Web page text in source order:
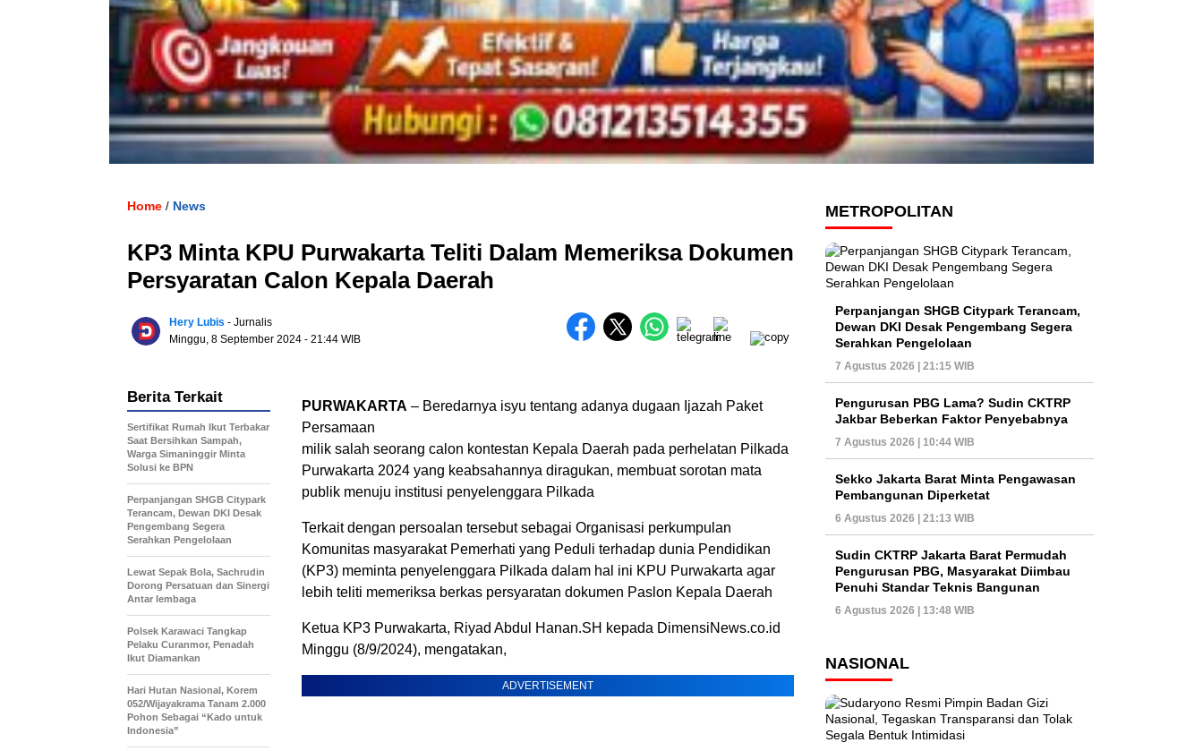
Home / News
KP3 Minta KPU Purwakarta Teliti Dalam Memeriksa Dokumen
Persyaratan Calon Kepala Daerah
Hery Lubis - Jurnalis
Minggu, 8 September 2024 - 21:44 WIB
PURWAKARTA – Beredarnya isyu tentang adanya dugaan Ijazah Paket
Persamaan
milik salah seorang calon kontestan Kepala Daerah pada perhelatan Pilkada
Purwakarta 2024 yang keabsahannya diragukan, membuat sorotan mata
publik menuju institusi penyelenggara Pilkada
Terkait dengan persoalan tersebut sebagai Organisasi perkumpulan
Komunitas masyarakat Pemerhati yang Peduli terhadap dunia Pendidikan
(KP3) meminta penyelenggara Pilkada dalam hal ini KPU Purwakarta agar
lebih teliti memeriksa berkas persyaratan dokumen Paslon Kepala Daerah
Ketua KP3 Purwakarta, Riyad Abdul Hanan.SH kepada DimensiNews.co.id
Minggu (8/9/2024), mengatakan,
ADVERTISEMENT
Berita Terkait
Sertifikat Rumah Ikut Terbakar
Saat Bersihkan Sampah,
Warga Simaninggir Minta
Solusi ke BPN
Perpanjangan SHGB Citypark
Terancam, Dewan DKI Desak
Pengembang Segera
Serahkan Pengelolaan
Lewat Sepak Bola, Sachrudin
Dorong Persatuan dan Sinergi
Antar lembaga
Polsek Karawaci Tangkap
Pelaku Curanmor, Penadah
Ikut Diamankan
Hari Hutan Nasional, Korem
052/Wijayakrama Tanam 2.000
Pohon Sebagai “Kado untuk
Indonesia”
METROPOLITAN
Perpanjangan SHGB Citypark Terancam,
Dewan DKI Desak Pengembang Segera
Serahkan Pengelolaan
7 Agustus 2026 | 21:15 WIB
Pengurusan PBG Lama? Sudin CKTRP
Jakbar Beberkan Faktor Penyebabnya
7 Agustus 2026 | 10:44 WIB
Sekko Jakarta Barat Minta Pengawasan
Pembangunan Diperketat
6 Agustus 2026 | 21:13 WIB
Sudin CKTRP Jakarta Barat Permudah
Pengurusan PBG, Masyarakat Diimbau
Penuhi Standar Teknis Bangunan
6 Agustus 2026 | 13:48 WIB
NASIONAL